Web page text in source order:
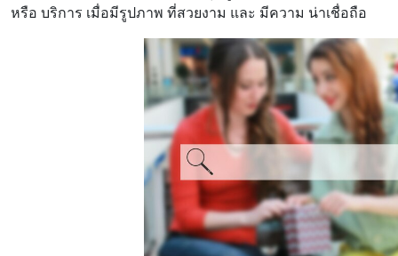
หรือ บริการ เมื่อมีรูปภาพ ที่สวยงาม และ มีความ น่าเชื่อถือ